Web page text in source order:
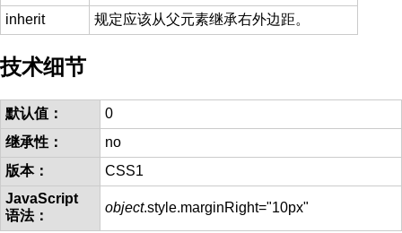
inherit
规定应该从父元素继承右外边距。
技术细节
默认值：
0
继承性：
no
版本：
CSS1
JavaScript
语法：
object.style.marginRight="10px"